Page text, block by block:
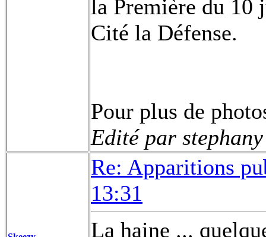
la Première du
Cité la Défense.
Pour plus de
Edité par
Re: Apparitions
13:31
La haine ...